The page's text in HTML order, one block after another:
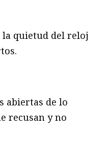
quietud del reloj
abiertas de lo
recusan y no